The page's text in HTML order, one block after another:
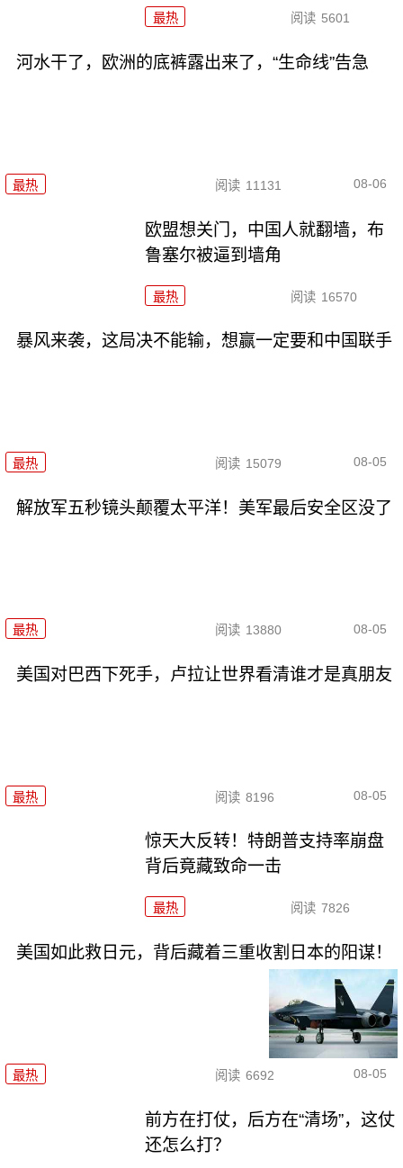
最热 阅读 5601
河水干了，欧洲的底裤露出来了，“生命线”告急
最热 阅读 11131 08-06
欧盟想关门，中国人就翻墙，布
鲁塞尔被逼到墙角
最热 阅读 16570
暴风来袭，这局决不能输，想赢一定要和中国联手
最热 阅读 15079 08-05
解放军五秒镜头颠覆太平洋！美军最后安全区没了
最热 阅读 13880 08-05
美国对巴西下死手，卢拉让世界看清谁才是真朋友
最热 阅读 8196 08-05
惊天大反转！特朗普支持率崩盘
背后竟藏致命一击
最热 阅读 7826
美国如此救日元，背后藏着三重收割日本的阳谋！
最热 阅读 6692 08-05
前方在打仗，后方在“清场”，这仗
还怎么打？